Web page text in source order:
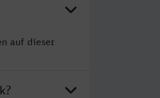
auf dieser